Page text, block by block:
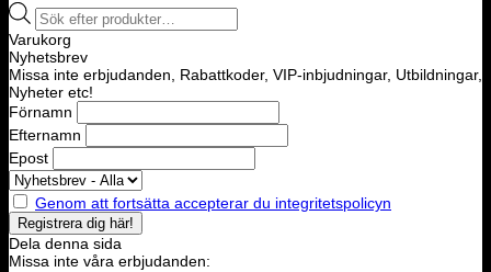
Products
search
Varukorg
Nyhetsbrev
Missa inte erbjudanden, Rabattkoder, VIP-inbjudningar, Utbildningar,
Nyheter etc!
Förnamn
Efternamn
Epost
Genom att fortsätta accepterar du integritetspolicyn
Dela denna sida
Missa inte våra erbjudanden: